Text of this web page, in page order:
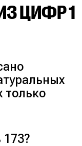
ЦИФР 1
только